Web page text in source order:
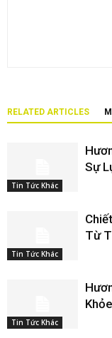
RELATED ARTICLES
Tin Tức Khác
Sự
Tin Tức Khác
Từ
Tin Tức Khác